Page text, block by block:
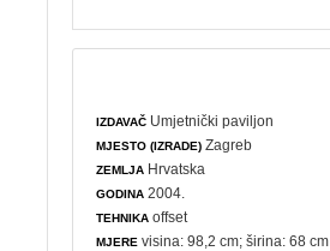
IZDAVAČ Umjetnički paviljon
MJESTO (IZRADE) Zagreb
ZEMLJA Hrvatska
GODINA 2004.
TEHNIKA offset
MJERE visina: 98,2 cm; širina: 68 cm